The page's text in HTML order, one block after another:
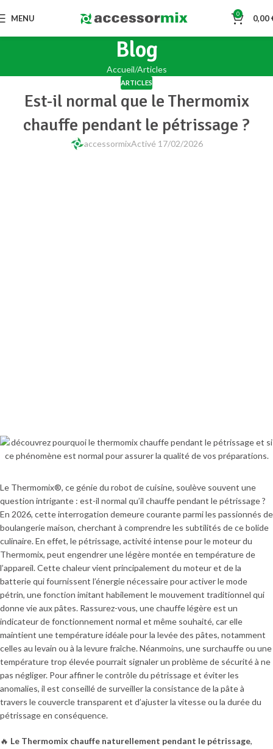
MENU 0 0,00
Blog
Accueil Articles
ARTICLES
Est-il normal que le Thermomix
chauffe pendant le pétrissage ?
accessormixActivé 17/02/2026
Le Thermomix®, ce génie du robot de cuisine, soulève souvent une
question intrigante : est-il normal qu’il chauffe pendant le pétrissage ?
En 2026, cette interrogation demeure courante parmi les passionnés de
boulangerie maison, cherchant à comprendre les subtilités de ce bolide
culinaire. En effet, le pétrissage, activité intense pour le moteur du
Thermomix, peut engendrer une légère montée en température de
l’appareil. Cette chaleur vient principalement du moteur et de la
batterie qui fournissent l’énergie nécessaire pour activer le mode
pétrin, une fonction imitant habilement le mouvement traditionnel qui
donne vie aux pâtes. Rassurez-vous, une chauffe légère est un
indicateur de fonctionnement normal et même souhaité, car elle
maintient une température idéale pour la levée des pâtes, notamment
celles au levain ou à la levure fraîche. Néanmoins, une surchauffe ou une
température trop élevée pourrait signaler un problème de sécurité à ne
pas négliger. Pour affiner le contrôle du pétrissage et éviter les
anomalies, il est conseillé de surveiller la consistance de la pâte à
travers le couvercle transparent et d’ajuster la vitesse ou la durée du
pétrissage en conséquence.
🔥 Le Thermomix chauffe naturellement pendant le pétrissage,